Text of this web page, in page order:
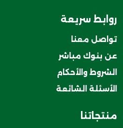
روابط سريعة
تواصل معنا
عن بنوك مباشر
الشروط والأحكام
الأسئلة الشائعة
منتجاتنا